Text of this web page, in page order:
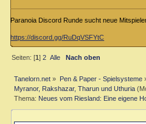
Paranoia Discord Runde sucht neue
https://discord.gg/RuDqVSFYtC
Seiten: [1]2 Alle
Nach oben
Tanelorn.net » Pen & Paper - Spielsysteme
Myranor, Rakshazar, Tharun und Uthuria
Thema: Neues vom Riesland: Eine eigene